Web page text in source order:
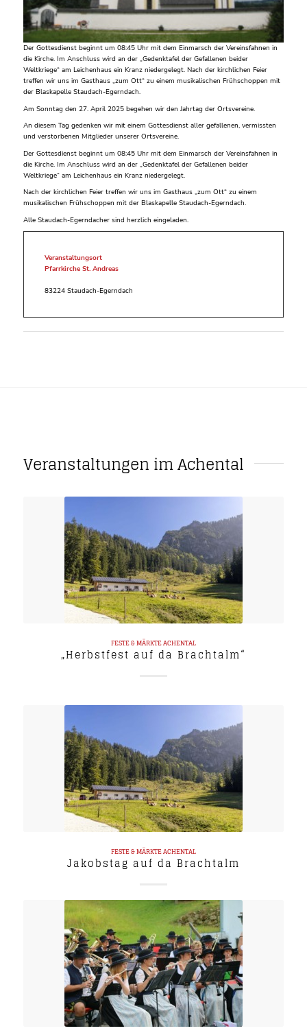
Der Gottesdienst beginnt um 08:45 Uhr mit dem Einmarsch der Vereinsfahnen in
die Kirche. Im Anschluss wird an der „Gedenktafel der Gefallenen beider
Weltkriege“ am Leichenhaus ein Kranz niedergelegt. Nach der kirchlichen Feier
treffen wir uns im Gasthaus „zum Ott“ zu einem musikalischen Frühschoppen mit
der Blaskapelle Staudach-Egerndach.
Am Sonntag den 27. April 2025 begehen wir den Jahrtag der Ortsvereine.
An diesem Tag gedenken wir mit einem Gottesdienst aller gefallenen, vermissten
und verstorbenen Mitglieder unserer Ortsvereine.
Der Gottesdienst beginnt um 08:45 Uhr mit dem Einmarsch der Vereinsfahnen in
die Kirche. Im Anschluss wird an der „Gedenktafel der Gefallenen beider
Weltkriege“ am Leichenhaus ein Kranz niedergelegt.
Nach der kirchlichen Feier treffen wir uns im Gasthaus „zum Ott“ zu einem
musikalischen Frühschoppen mit der Blaskapelle Staudach-Egerndach.
Alle Staudach-Egerndacher sind herzlich eingeladen.
Veranstaltungsort
Pfarrkirche St. Andreas
83224 Staudach-Egerndach
Veranstaltungen im Achental
FESTE & MÄRKTEACHENTAL
„Herbstfest auf da Brachtalm“
FESTE & MÄRKTEACHENTAL
Jakobstag auf da Brachtalm